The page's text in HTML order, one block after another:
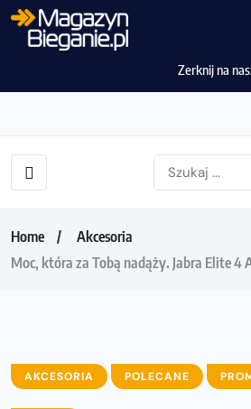
Zerknij na
Home
Akcesoria
Moc, która za Tobą nadąży. Jabra Elite 4
AKCESORIA POLECANE